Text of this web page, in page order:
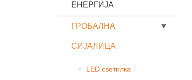
ЕНЕРГИЈА
ГРОБАЛНА
СИЈАЛИЦА
LED светилка